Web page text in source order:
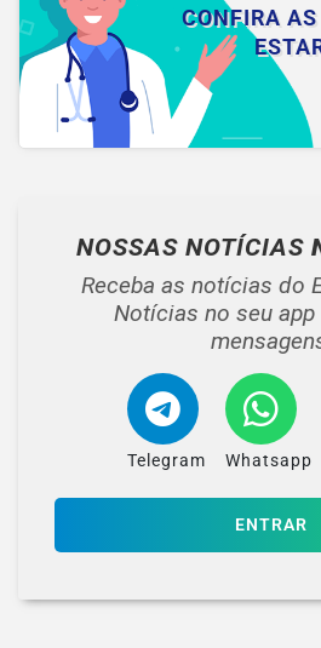
CONFIRA
NOSSAS NOTÍCIAS
Receba as notícias do
Notícias no seu
Telegram Whatsapp
ENTRAR